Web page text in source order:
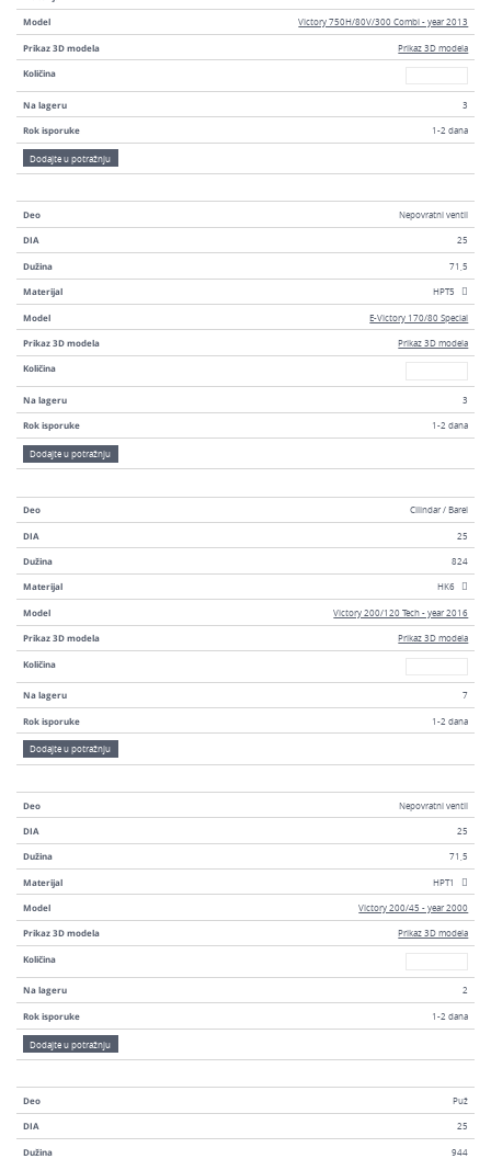
Model Victory 750H/80V/300 Combi - year 2013
Prikaz 3D modela Prikaz 3D modela
Količina
Na lageru 3
Rok isporuke 1-2 dana
Dodajte u potražnju
Deo Nepovratni ventil
DIA 25
Dužina 71,5
Materijal HPT5
Model E-Victory 170/80 Special
Prikaz 3D modela Prikaz 3D modela
Količina
Na lageru 3
Rok isporuke 1-2 dana
Dodajte u potražnju
Deo Cilindar / Barel
DIA 25
Dužina 824
Materijal HK6
Model Victory 200/120 Tech - year 2016
Prikaz 3D modela Prikaz 3D modela
Količina
Na lageru 7
Rok isporuke 1-2 dana
Dodajte u potražnju
Deo Nepovratni ventil
DIA 25
Dužina 71,5
Materijal HPT1
Model Victory 200/45 - year 2000
Prikaz 3D modela Prikaz 3D modela
Količina
Na lageru 2
Rok isporuke 1-2 dana
Dodajte u potražnju
Deo Puž
DIA 25
Dužina 944